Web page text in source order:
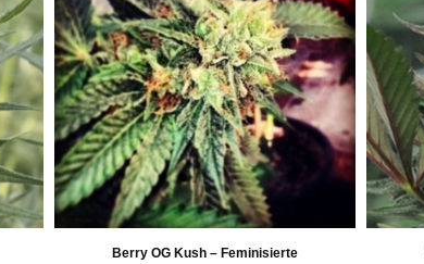
Berry OG Kush – Feminisierte